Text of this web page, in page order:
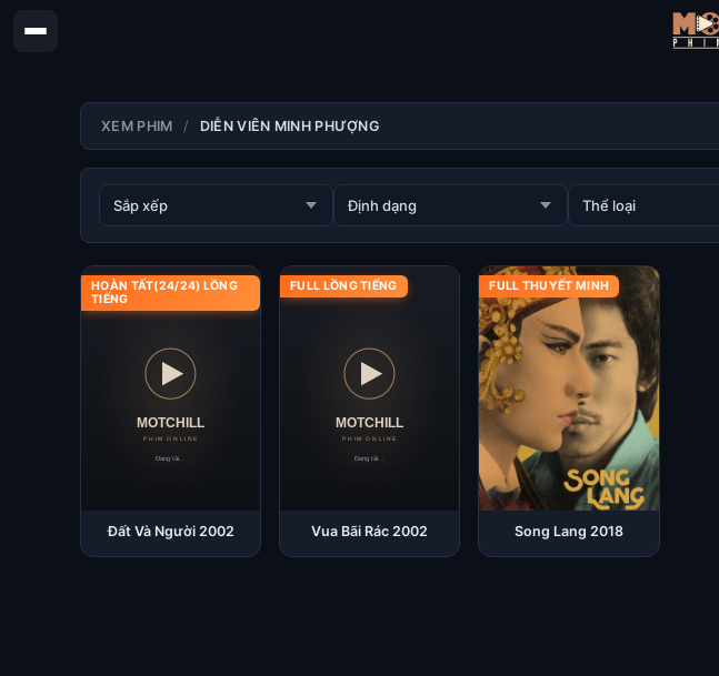
XEM PHIM DIỄN VIÊN MINH PHƯỢNG
HOÀN TẤT(24/24) LỒNG
TIẾNG
Đất Và Người 2002
FULL LỒNG TIẾNG
Vua Bãi Rác 2002
FULL THUYẾT MINH
Song Lang 2018